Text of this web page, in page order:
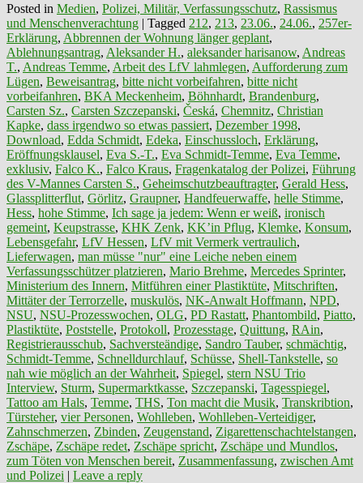
Posted in Medien, Polizei, Militär, Verfassungsschutz, Rassismus
und Menschenverachtung | Tagged 212, 213, 23.06., 24.06., 257er-
Erklärung, Abbrennen der Wohnung länger geplant,
Ablehnungsantrag, Aleksander H., aleksander harisanow, Andreas
T., Andreas Temme, Arbeit des LfV lahmlegen, Aufforderung zum
Lügen, Beweisantrag, bitte nicht vorbeifahren, bitte nicht
vorbeifanhren, BKA Meckenheim, Böhnhardt, Brandenburg,
Carsten Sz., Carsten Szczepanski, Česká, Chemnitz, Christian
Kapke, dass irgendwo so etwas passiert, Dezember 1998,
Download, Edda Schmidt, Edeka, Einschussloch, Erklärung,
Eröffnungsklausel, Eva S.-T., Eva Schmidt-Temme, Eva Temme,
exklusiv, Falco K., Falco Kraus, Fragenkatalog der Polizei, Führung
des V-Mannes Carsten S., Geheimschutzbeauftragter, Gerald Hess,
Glassplitterflut, Görlitz, Graupner, Handfeuerwaffe, helle Stimme,
Hess, hohe Stimme, Ich sage ja jedem: Wenn er weiß, ironisch
gemeint, Keupstrasse, KHK Zenk, KK’in Pflug, Klemke, Konsum,
Lebensgefahr, LfV Hessen, LfV mit Vermerk vertraulich,
Lieferwagen, man müsse "nur" eine Leiche neben einem
Verfassungsschützer platzieren, Mario Brehme, Mercedes Sprinter,
Ministerium des Innern, Mitführen einer Plastiktüte, Mitschriften,
Mittäter der Terrorzelle, muskulös, NK-Anwalt Hoffmann, NPD,
NSU, NSU-Prozesswochen, OLG, PD Rastatt, Phantombild, Piatto,
Plastiktüte, Poststelle, Protokoll, Prozesstage, Quittung, RAin,
Registrierausschub, Sachversteändige, Sandro Tauber, schmächtig,
Schmidt-Temme, Schnelldurchlauf, Schüsse, Shell-Tankstelle, so
nah wie möglich an der Wahrheit, Spiegel, stern NSU Trio
Interview, Sturm, Supermarktkasse, Szczepanski, Tagesspiegel,
Tattoo am Hals, Temme, THS, Ton macht die Musik, Transkribtion,
Türsteher, vier Personen, Wohlleben, Wohlleben-Verteidiger,
Zahnschmerzen, Zbinden, Zeugenstand, Zigarettenschachtelstangen,
Zschäpe, Zschäpe redet, Zschäpe spricht, Zschäpe und Mundlos,
zum Töten von Menschen bereit, Zusammenfassung, zwischen Amt
und Polizei | Leave a reply